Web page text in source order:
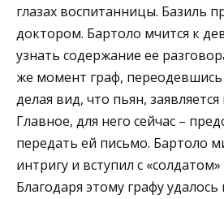
глазах воспитанницы. Базиль
доктором. Бартоло мчится к
узнать содержание ее
же момент граф, переодевшись
делая вид, что пьян,
Главное, для него сейчас –
передать ей письмо. Бартоло
интригу и вступил с
Благодаря этому графу